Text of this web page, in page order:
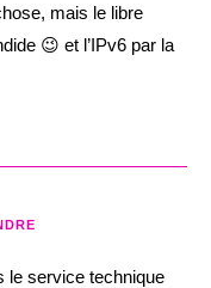
mais le libre
😉 et l’IPv6 par la
le service technique